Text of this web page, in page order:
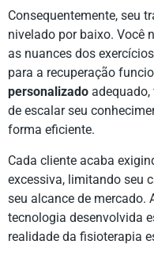
Consequentemente, seu
nivelado por baixo. Você
as nuances dos
para a recuperação
personalizado adequado,
de escalar seu
forma eficiente.
Cada cliente acaba
excessiva, limitando seu
seu alcance de mercado.
tecnologia desenvolvida
realidade da fisioterapia